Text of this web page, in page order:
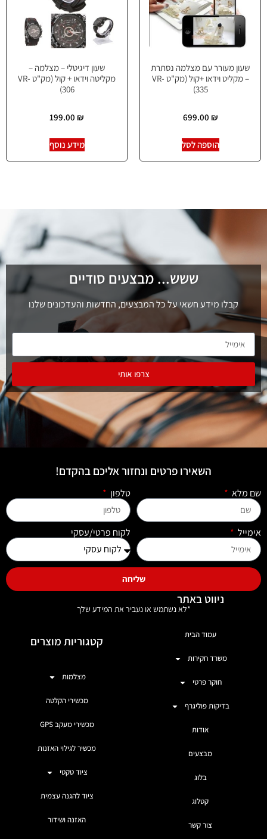
שעון מעורר עם מצלמה נסתרת
– מקליט וידאו +קול (מק"ט VR-
335)
699.00 ₪
הוספה לסל
שעון דיגיטלי – מצלמה –
מקליטה וידאו + קול (מק"ט VR-
306)
199.00 ₪
מידע נוסף
ששש... מבצעים סודיים
קבלו מידע חשאי על כל המבצעים, החדשות והעדכונים שלנו
צרפו אותי
השאירו פרטים ונחזור אליכם בהקדם!
שם מלא טלפון
אימייל לקוח פרטי/עסקי
שליחה
*לא נשתמש או נעביר את המידע שלך
ניווט באתר
עמוד הבית
משרד חקירות
חוקר פרטי
בדיקות פוליגרף
אודות
מבצעים
בלוג
קטלוג
צור קשר
קטגוריות מוצרים
מצלמות
מכשירי הקלטה
מכשירי מעקב GPS
מכשיר לגילוי האזנות
ציוד טקטי
ציוד להגנה עצמית
האזנה ושידור